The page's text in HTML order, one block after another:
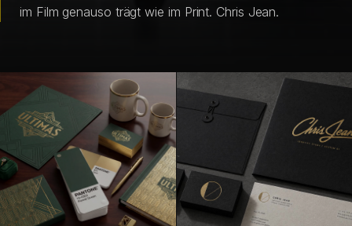
BLOG
DE
im Film genauso trägt wie im Print. Chris Jean.